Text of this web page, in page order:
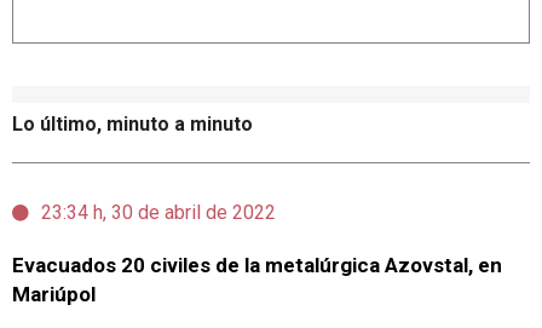
Lo último, minuto a minuto
23:34 h, 30 de abril de 2022
Evacuados 20 civiles de la metalúrgica Azovstal, en
Mariúpol